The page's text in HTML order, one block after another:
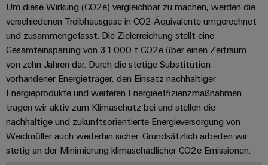
Abwasserindustrie
Wasserstoff
Wasserstoff
als
Schlüsseltechnologie
für
die
Energiewende
Windenergie
Effizienter
Betrieb
Industrieleuchte
Cabinet
Infrastructure
Assemblierungsservice
Bestückte
Klemmenleisten
Um diese Wirkung (CO2e) vergleichbar zu machen, werden die
verschiedenen Treibhausgase in CO2-Äquivalente umgerechnet
und zusammengefasst. Die Zielerreichung stellt eine
Gesamteinsparung von 31.000 t CO2e über einen Zeitraum
von zehn Jahren dar. Durch die stetige Substitution
vorhandener Energieträger, den Einsatz nachhaltiger
Energieprodukte und weiteren Energieeffizienzmaßnahmen
tragen wir aktiv zum Klimaschutz bei und stellen die
nachhaltige und zukunftsorientierte Energieversorgung von
Weidmüller auch weiterhin sicher. Grundsätzlich arbeiten wir
stetig an der Minimierung klimaschädlicher CO2e Emissionen.